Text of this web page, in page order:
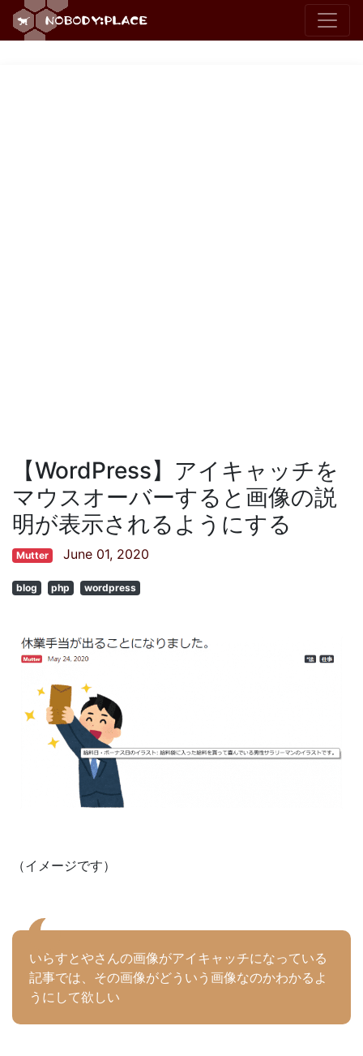
【WordPress】アイキャッチを
マウスオーバーすると画像の説
明が表示されるようにする
Mutter June 01, 2020
blog php wordpress
（イメージです）
いらすとやさんの画像がアイキャッチになっている
記事では、その画像がどういう画像なのかわかるよ
うにして欲しい